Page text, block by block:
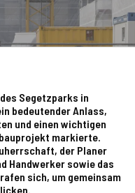
Segetzparks in
bedeutender Anlass,
und einen wichtigen
markierte.
der Planer
Handwerker sowie das
sich, um gemeinsam